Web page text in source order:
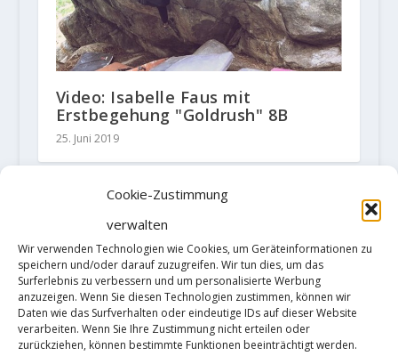
Cookie-Zustimmung
verwalten
Wir verwenden Technologien wie Cookies, um Geräteinformationen zu
speichern und/oder darauf zuzugreifen. Wir tun dies, um das
Surferlebnis zu verbessern und um personalisierte Werbung
anzuzeigen. Wenn Sie diesen Technologien zustimmen, können wir
Daten wie das Surfverhalten oder eindeutige IDs auf dieser Website
verarbeiten. Wenn Sie Ihre Zustimmung nicht erteilen oder
zurückziehen, können bestimmte Funktionen beeinträchtigt werden.
Video: Isabelle Faus mit
Erstbegehung "Goldrush" 8B
25. Juni 2019
HINTERLASSE EINE ANTWORT
Deine E-Mail-Adresse wird nicht
veröffentlicht. Erforderliche Felder
sind mit*markiert